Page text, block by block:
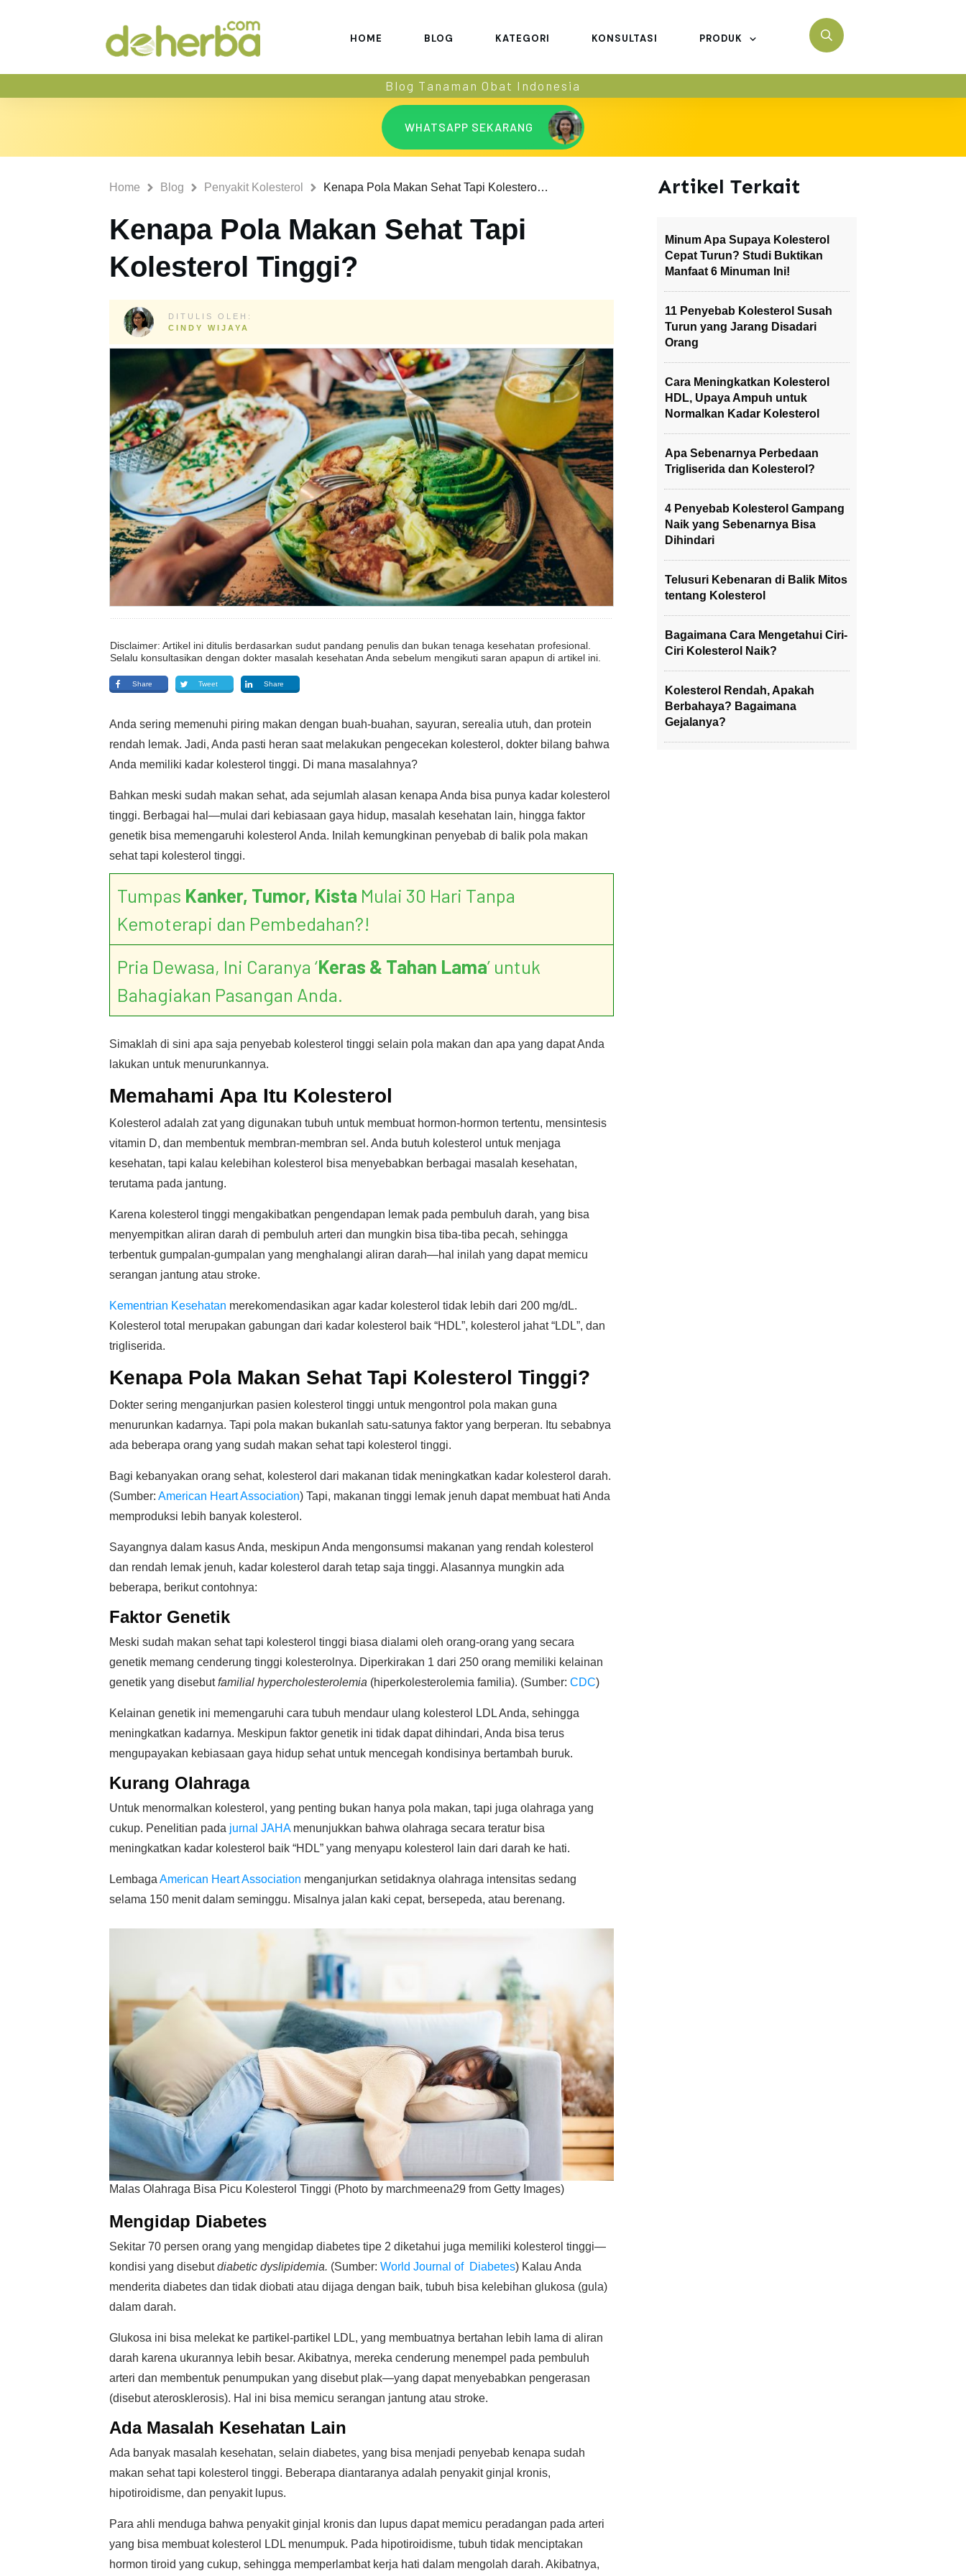
HOME BLOG KATEGORI KONSULTASI PRODUK
Blog Tanaman Obat Indonesia
WHATSAPP SEKARANG
Home Blog Penyakit Kolesterol Kenapa Pola Makan Sehat Tapi Kolesterol Tinggi?
Kenapa Pola Makan Sehat Tapi
Kolesterol Tinggi?
DITULIS OLEH:
CINDY WIJAYA
Disclaimer: Artikel ini ditulis berdasarkan sudut pandang penulis dan bukan tenaga kesehatan profesional.
Selalu konsultasikan dengan dokter masalah kesehatan Anda sebelum mengikuti saran apapun di artikel ini.
Share Tweet Share
Anda sering memenuhi piring makan dengan buah-buahan, sayuran, serealia utuh, dan protein
rendah lemak. Jadi, Anda pasti heran saat melakukan pengecekan kolesterol, dokter bilang bahwa
Anda memiliki kadar kolesterol tinggi. Di mana masalahnya?
Bahkan meski sudah makan sehat, ada sejumlah alasan kenapa Anda bisa punya kadar kolesterol
tinggi. Berbagai hal—mulai dari kebiasaan gaya hidup, masalah kesehatan lain, hingga faktor
genetik bisa memengaruhi kolesterol Anda. Inilah kemungkinan penyebab di balik pola makan
sehat tapi kolesterol tinggi.
Tumpas Kanker, Tumor, Kista Mulai 30 Hari Tanpa
Kemoterapi dan Pembedahan?!
Pria Dewasa, Ini Caranya ‘Keras & Tahan Lama’ untuk
Bahagiakan Pasangan Anda.
Simaklah di sini apa saja penyebab kolesterol tinggi selain pola makan dan apa yang dapat Anda
lakukan untuk menurunkannya.
Memahami Apa Itu Kolesterol
Kolesterol adalah zat yang digunakan tubuh untuk membuat hormon-hormon tertentu, mensintesis
vitamin D, dan membentuk membran-membran sel. Anda butuh kolesterol untuk menjaga
kesehatan, tapi kalau kelebihan kolesterol bisa menyebabkan berbagai masalah kesehatan,
terutama pada jantung.
Karena kolesterol tinggi mengakibatkan pengendapan lemak pada pembuluh darah, yang bisa
menyempitkan aliran darah di pembuluh arteri dan mungkin bisa tiba-tiba pecah, sehingga
terbentuk gumpalan-gumpalan yang menghalangi aliran darah—hal inilah yang dapat memicu
serangan jantung atau stroke.
Kementrian Kesehatan merekomendasikan agar kadar kolesterol tidak lebih dari 200 mg/dL.
Kolesterol total merupakan gabungan dari kadar kolesterol baik “HDL”, kolesterol jahat “LDL”, dan
trigliserida.
Kenapa Pola Makan Sehat Tapi Kolesterol Tinggi?
Dokter sering menganjurkan pasien kolesterol tinggi untuk mengontrol pola makan guna
menurunkan kadarnya. Tapi pola makan bukanlah satu-satunya faktor yang berperan. Itu sebabnya
ada beberapa orang yang sudah makan sehat tapi kolesterol tinggi.
Bagi kebanyakan orang sehat, kolesterol dari makanan tidak meningkatkan kadar kolesterol darah.
(Sumber: American Heart Association) Tapi, makanan tinggi lemak jenuh dapat membuat hati Anda
memproduksi lebih banyak kolesterol.
Sayangnya dalam kasus Anda, meskipun Anda mengonsumsi makanan yang rendah kolesterol
dan rendah lemak jenuh, kadar kolesterol darah tetap saja tinggi. Alasannya mungkin ada
beberapa, berikut contohnya:
Faktor Genetik
Meski sudah makan sehat tapi kolesterol tinggi biasa dialami oleh orang-orang yang secara
genetik memang cenderung tinggi kolesterolnya. Diperkirakan 1 dari 250 orang memiliki kelainan
genetik yang disebutfamilial hypercholesterolemia (hiperkolesterolemia familia). (Sumber: CDC)
Kelainan genetik ini memengaruhi cara tubuh mendaur ulang kolesterol LDL Anda, sehingga
meningkatkan kadarnya. Meskipun faktor genetik ini tidak dapat dihindari, Anda bisa terus
mengupayakan kebiasaan gaya hidup sehat untuk mencegah kondisinya bertambah buruk.
Kurang Olahraga
Untuk menormalkan kolesterol, yang penting bukan hanya pola makan, tapi juga olahraga yang
cukup. Penelitian pada jurnal JAHAmenunjukkan bahwa olahraga secara teratur bisa
meningkatkan kadar kolesterol baik “HDL” yang menyapu kolesterol lain dari darah ke hati.
Lembaga American Heart Association menganjurkan setidaknya olahraga intensitas sedang
selama 150 menit dalam seminggu. Misalnya jalan kaki cepat, bersepeda, atau berenang.
Malas Olahraga Bisa Picu Kolesterol Tinggi (Photo by marchmeena29 from Getty Images)
Mengidap Diabetes
Sekitar 70 persen orang yang mengidap diabetes tipe 2 diketahui juga memiliki kolesterol tinggi—
kondisi yang disebutdiabetic dyslipidemia. (Sumber: World Journal of Diabetes) Kalau Anda
menderita diabetes dan tidak diobati atau dijaga dengan baik, tubuh bisa kelebihan glukosa (gula)
dalam darah.
Glukosa ini bisa melekat ke partikel-partikel LDL, yang membuatnya bertahan lebih lama di aliran
darah karena ukurannya lebih besar. Akibatnya, mereka cenderung menempel pada pembuluh
arteri dan membentuk penumpukan yang disebut plak—yang dapat menyebabkan pengerasan
(disebut aterosklerosis). Hal ini bisa memicu serangan jantung atau stroke.
Ada Masalah Kesehatan Lain
Ada banyak masalah kesehatan, selain diabetes, yang bisa menjadi penyebab kenapa sudah
makan sehat tapi kolesterol tinggi. Beberapa diantaranya adalah penyakit ginjal kronis,
hipotiroidisme, dan penyakit lupus.
Para ahli menduga bahwa penyakit ginjal kronis dan lupus dapat memicu peradangan pada arteri
yang bisa membuat kolesterol LDL menumpuk. Pada hipotiroidisme, tubuh tidak menciptakan
hormon tiroid yang cukup, sehingga memperlambat kerja hati dalam mengolah darah. Akibatnya,
Artikel Terkait
Minum Apa Supaya Kolesterol
Cepat Turun? Studi Buktikan
Manfaat 6 Minuman Ini!
11 Penyebab Kolesterol Susah
Turun yang Jarang Disadari
Orang
Cara Meningkatkan Kolesterol
HDL, Upaya Ampuh untuk
Normalkan Kadar Kolesterol
Apa Sebenarnya Perbedaan
Trigliserida dan Kolesterol?
4 Penyebab Kolesterol Gampang
Naik yang Sebenarnya Bisa
Dihindari
Telusuri Kebenaran di Balik Mitos
tentang Kolesterol
Bagaimana Cara Mengetahui Ciri-
Ciri Kolesterol Naik?
Kolesterol Rendah, Apakah
Berbahaya? Bagaimana
Gejalanya?